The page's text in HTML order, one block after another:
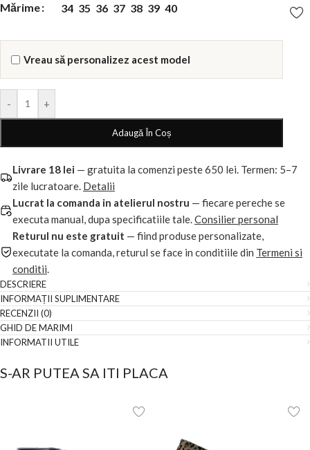
Mărime 34 35 36 37 38 39 40
Vreau să personalizez acest model
- +
Adaugă În Coș
Livrare 18 lei — gratuita la comenzi peste 650 lei. Termen: 5–7
zile lucratoare. Detalii
Lucrat la comanda in atelierul nostru — fiecare pereche se
executa manual, dupa specificatiile tale.Consilier personal
Returul nu este gratuit — fiind produse personalizate,
executate la comanda, returul se face in conditiile din Termeni si
conditii.
DESCRIERE
INFORMAȚII SUPLIMENTARE
RECENZII (0)
GHID DE MARIMI
INFORMATII UTILE
S-AR PUTEA SA ITI PLACA